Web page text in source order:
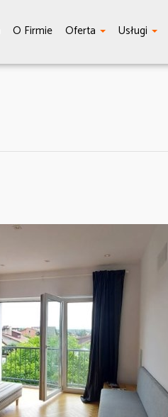
O Firmie Oferta Usługi